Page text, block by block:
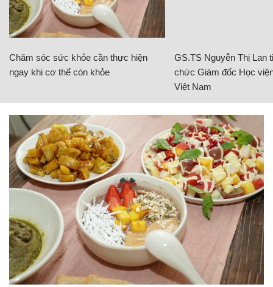
Chăm sóc sức khỏe cần thực hiện
ngay khi cơ thể còn khỏe
GS.TS Nguyễn Thị Lan
chức Giám đốc Học
Việt Nam